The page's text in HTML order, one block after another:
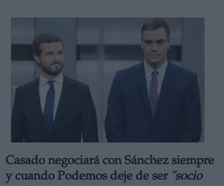
Casado negociará con Sánchez siempre
y cuando Podemos deje de ser "socio